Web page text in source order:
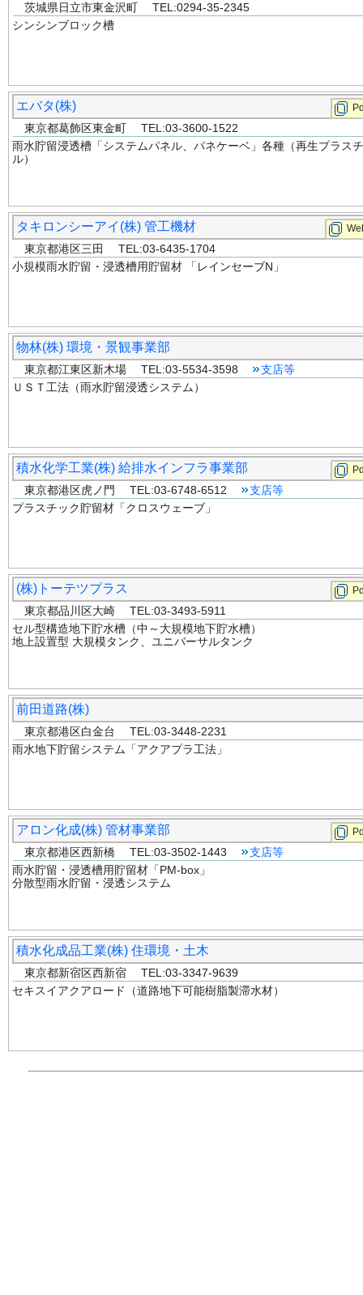
茨城県日立市東金沢町 TEL:0294-35-2345
シンシンブロック槽
エバタ(株)
東京都葛飾区東金町 TEL:03-3600-1522
雨水貯留浸透槽「システムパネル、パネケーベ」各種（再生プラス
ル）
タキロンシーアイ(株) 管工機材
東京都港区三田 TEL:03-6435-1704
小規模雨水貯留・浸透槽用貯留材 「レインセーブN」
物林(株) 環境・景観事業部
東京都江東区新木場 TEL:03-5534-3598
支店等
ＵＳＴ工法（雨水貯留浸透システム）
積水化学工業(株) 給排水インフラ事業部
東京都港区虎ノ門 TEL:03-6748-6512
支店等
プラスチック貯留材「クロスウェーブ」
(株)トーテツプラス
東京都品川区大崎 TEL:03-3493-5911
セル型構造地下貯水槽（中～大規模地下貯水槽）
地上設置型 大規模タンク、ユニバーサルタンク
前田道路(株)
東京都港区白金台 TEL:03-3448-2231
雨水地下貯留システム「アクアプラ工法」
アロン化成(株) 管材事業部
東京都港区西新橋 TEL:03-3502-1443
支店等
雨水貯留・浸透槽用貯留材「PM-box」
分散型雨水貯留・浸透システム
積水化成品工業(株) 住環境・土木
東京都新宿区西新宿 TEL:03-3347-9639
セキスイアクアロード（道路地下可能樹脂製滞水材）